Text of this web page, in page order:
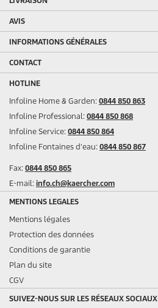
AVIS
INFORMATIONS GÉNÉRALES
CONTACT
HOTLINE
Infoline Home & Garden: 0844 850 863
Infoline Professional: 0844 850 868
Infoline Service: 0844 850 864
Infoline Fontaines d'eau: 0844 850 867
Fax: 0844 850 865
E-mail: info.ch@kaercher.com
MENTIONS LEGALES
Mentions légales
Protection des données
Conditions de garantie
Plan du site
CGV
SUIVEZ-NOUS SUR LES RÉSEAUX SOCIAUX